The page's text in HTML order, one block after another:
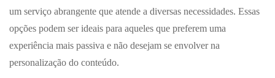
um serviço abrangente que atende a diversas necessidades. Essas
opções podem ser ideais para aqueles que preferem uma
experiência mais passiva e não desejam se envolver na
personalização do conteúdo.